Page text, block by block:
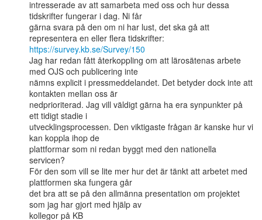
intresserade av att samarbeta med oss och hur dessa
tidskrifter fungerar i dag. Ni får
gärna svara på den om ni har lust, det ska gå att
https://survey.kb.se/Survey/150
Jag har redan fått återkoppling om att lärosätenas arbete
med OJS och publicering inte
nämns explicit i pressmeddelandet. Det betyder dock inte att
kontakten mellan oss är
nedprioriterad. Jag vill väldigt gärna ha era synpunkter på
ett tidigt stadie i
utvecklingsprocessen. Den viktigaste frågan är kanske hur vi
kan koppla ihop de
plattformar som ni redan byggt med den nationella
servicen?
För den som vill se lite mer hur det är tänkt att arbetet med
plattformen ska fungera går
det bra att se på den allmänna presentation om projektet
som jag har gjort med hjälp av